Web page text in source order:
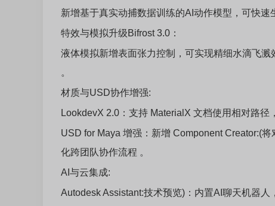
新增基于真实动捕数据训练的AI动作模型，可快
特效与模拟升级Bifrost 3.0：
液体模拟新增表面张力控制，可实现精细水滴飞
。
材质与USD协作增强:
LookdevX 2.0：支持 MaterialX 文档使用相对路径
USD for Maya 增强：新增 Component Creator:(
化跨团队协作流程 。
AI与云集成:
Autodesk Assistant:技术预览)：内置AI聊天机器